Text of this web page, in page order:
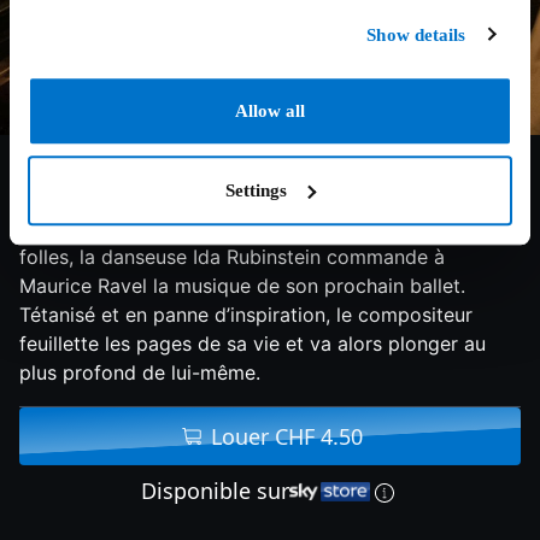
Show details
Allow all
Settings
6.3/10 2024 116 min Biographie
En 1928, alors que Paris vit au rythme des années
folles, la danseuse Ida Rubinstein commande à
Maurice Ravel la musique de son prochain ballet.
Tétanisé et en panne d’inspiration, le compositeur
feuillette les pages de sa vie et va alors plonger au
plus profond de lui-même.
Louer CHF 4.50
Disponible sur